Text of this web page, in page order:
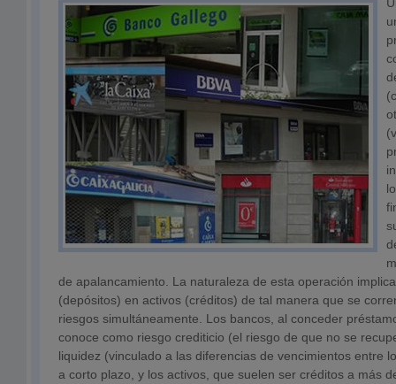
de apalancamiento. La naturaleza de esta operación
(depósitos) en activos (créditos) de tal manera que se
riesgos simultáneamente. Los bancos, al conceder
conoce como riesgo crediticio (el riesgo de que no se
liquidez (vinculado a las diferencias de vencimientos entre
a corto plazo, y los activos, que suelen ser créditos a más